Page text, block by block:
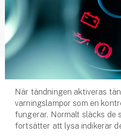
Märkesförsäkringar
Båt
Båtförsäkring
Vattenskoterförsäkring
Sportfiskarna
När tändningen aktiveras
varningslampor som en
fungerar. Normalt släcks de
fortsätter att lysa indikerar